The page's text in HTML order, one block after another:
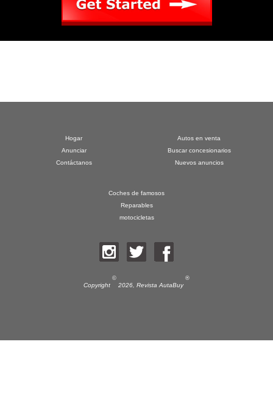
Hogar
Anunciar
Contáctanos
Autos en venta
Buscar concesionarios
Nuevos anuncios
Coches de famosos
Reparables
motocicletas
Copyright
©
2026, Revista AutaBuy
®